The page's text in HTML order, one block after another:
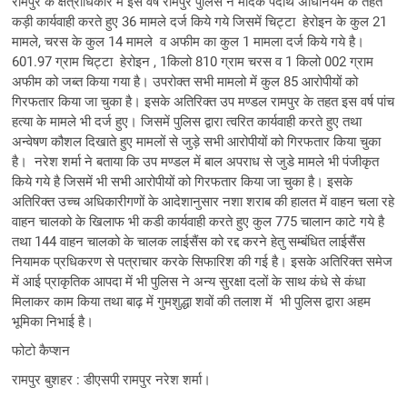
कड़ी कार्यवाही करते हुए 36 मामले दर्ज किये गये जिसमें चिट्टा हेरोइन के कुल 21
मामले, चरस के कुल 14 मामले व अफीम का कुल 1 मामला दर्ज किये गये है।
601.97 ग्राम चिट्टा हेरोइन , 1किलो 810 ग्राम चरस व 1 किलो 002 ग्राम
अफीम को जब्त किया गया है। उपरोक्त सभी मामलो में कुल 85 आरोपीयों को
गिरफतार किया जा चुका है। इसके अतिरिक्त उप मण्डल रामपुर के तहत इस वर्ष पांच
हत्या के मामले भी दर्ज हुए। जिसमें पुलिस द्वारा त्वरित कार्यवाही करते हुए तथा
अन्वेषण कौशल दिखाते हुए मामलों से जुड़े सभी आरोपीयों को गिरफतार किया चुका
है। नरेश शर्मा ने बताया कि उप मण्डल में बाल अपराध से जुडे मामले भी पंजीकृत
किये गये है जिसमें भी सभी आरोपीयों को गिरफतार किया जा चुका है। इसके
अतिरिक्त उच्च अधिकारीगणों के आदेशानुसार नशा शराब की हालत में वाहन चला रहे
वाहन चालको के खिलाफ भी कडी कार्यवाही करते हुए कुल 775 चालान काटे गये है
तथा 144 वाहन चालको के चालक लाईसैंस को रद्द करने हेतु सम्बंधित लाईसैंस
नियामक प्रधिकरण से पत्राचार करके सिफारिश की गई है। इसके अतिरिक्त समेज
में आई प्राकृतिक आपदा में भी पुलिस ने अन्य सुरक्षा दलों के साथ कंधे से कंधा
मिलाकर काम किया तथा बाढ़ में गुमशुद्धा शवों की तलाश में भी पुलिस द्वारा अहम
भूमिका निभाई है।
फोटो कैप्शन
रामपुर बुशहर : डीएसपी रामपुर नरेश शर्मा।